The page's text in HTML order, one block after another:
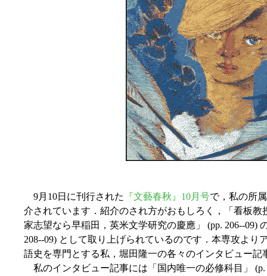
9月10日に刊行された 『文藝春秋』10月号で，私の所
介されています．紹介のされ方がおもしろく，「看板
家志望なら早稲田，英米文学研究の慶應」 (pp. 206--09)
208--09) として取り上げられているのです．本専攻よ
語史を専門とする私，堀田隆一の各々のインタビュー記
私のインタビュー記事には「国内唯一の必修科目」